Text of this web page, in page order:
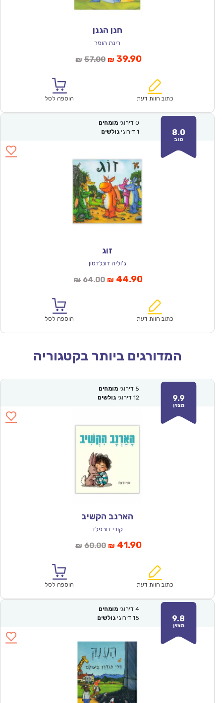
חנן הגנן
רינת הופר
₪ 57.00המחיר
₪57.00.
₪ 39.90המחיר
הוא:
כתוב חוות דעת הוספה לסל
8.0
טוב
0 דירוגי מומחים
1 דירוגי גולשים
זוג
ג'וליה דונלדסון
₪ 64.00המחיר
₪64.00.
₪ 44.90המחיר
הוא:
כתוב חוות דעת הוספה לסל
המדורגים ביותר בקטגוריה
9.9
מצוין
5 דירוגי מומחים
12 דירוגי גולשים
הארנב הקשיב
קורי דורפלד
₪ 60.00המחיר
₪60.00.
₪ 41.90המחיר
הוא:
כתוב חוות דעת הוספה לסל
9.8
מצוין
4 דירוגי מומחים
15 דירוגי גולשים